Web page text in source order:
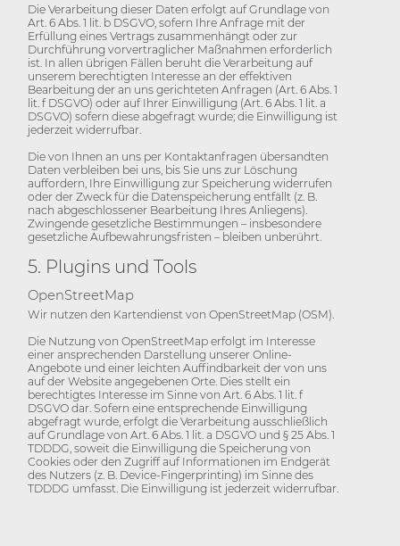
Die Verarbeitung dieser Daten erfolgt auf Grundlage von
Art. 6 Abs. 1 lit. b DSGVO, sofern Ihre Anfrage mit der
Erfüllung eines Vertrags zusammenhängt oder zur
Durchführung vorvertraglicher Maßnahmen erforderlich
ist. In allen übrigen Fällen beruht die Verarbeitung auf
unserem berechtigten Interesse an der effektiven
Bearbeitung der an uns gerichteten Anfragen (Art. 6 Abs. 1
lit. f DSGVO) oder auf Ihrer Einwilligung (Art. 6 Abs. 1 lit. a
DSGVO) sofern diese abgefragt wurde; die Einwilligung ist
jederzeit widerrufbar.
Die von Ihnen an uns per Kontaktanfragen übersandten
Daten verbleiben bei uns, bis Sie uns zur Löschung
auffordern, Ihre Einwilligung zur Speicherung widerrufen
oder der Zweck für die Datenspeicherung entfällt (z. B.
nach abgeschlossener Bearbeitung Ihres Anliegens).
Zwingende gesetzliche Bestimmungen – insbesondere
gesetzliche Aufbewahrungsfristen – bleiben unberührt.
5. Plugins und Tools
OpenStreetMap
Wir nutzen den Kartendienst von OpenStreetMap (OSM).
Die Nutzung von OpenStreetMap erfolgt im Interesse
einer ansprechenden Darstellung unserer Online-
Angebote und einer leichten Auffindbarkeit der von uns
auf der Website angegebenen Orte. Dies stellt ein
berechtigtes Interesse im Sinne von Art. 6 Abs. 1 lit. f
DSGVO dar. Sofern eine entsprechende Einwilligung
abgefragt wurde, erfolgt die Verarbeitung ausschließlich
auf Grundlage von Art. 6 Abs. 1 lit. a DSGVO und § 25 Abs. 1
TDDDG, soweit die Einwilligung die Speicherung von
Cookies oder den Zugriff auf Informationen im Endgerät
des Nutzers (z. B. Device-Fingerprinting) im Sinne des
TDDDG umfasst. Die Einwilligung ist jederzeit widerrufbar.